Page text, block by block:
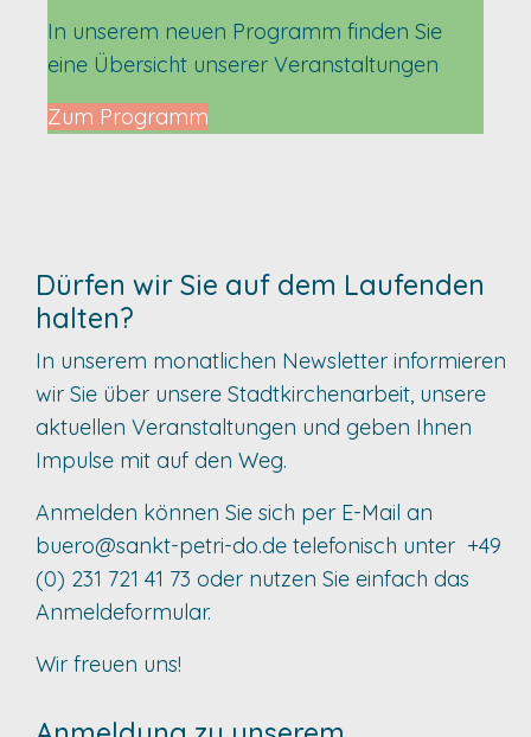
In unserem neuen Programm finden Sie
eine Übersicht unserer Veranstaltungen
Zum Programm
Dürfen wir Sie auf dem Laufenden
halten?
In unserem monatlichen Newsletter informieren
wir Sie über unsere Stadtkirchenarbeit, unsere
aktuellen Veranstaltungen und geben Ihnen
Impulse mit auf den Weg.
Anmelden können Sie sich per E-Mail an
buero@sankt-petri-do.de telefonisch unter +49
(0) 231 721 41 73 oder nutzen Sie einfach das
Anmeldeformular.
Wir freuen uns!